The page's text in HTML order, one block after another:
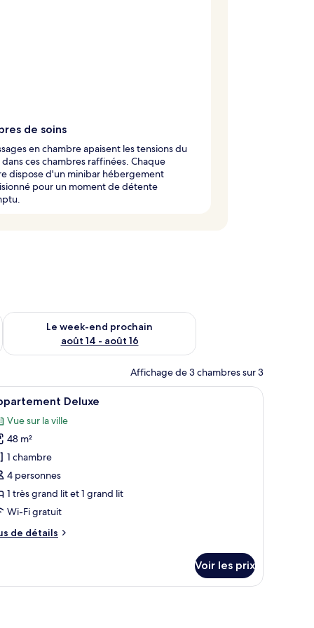
de soins
en chambre apaisent les tensions du
ces chambres raffinées. Chaque
dispose d'un minibar hébergement
pour un moment de détente
août 7 - août 9
Le week-end prochain
août 14 - août 16
Vérifier la disponibilité pour le week-end prochain août 14 -
Affichage de 3 chambres sur 3
une chaise, une télévision et une valise.
:
Une chambre d’hôtel dotée d’un grand lit,
1 Deluxe
Vue sur la ville
48 m²
1 chambre
4 personnes
1 très grand lit et 1 grand lit
Wi-Fi gratuit
de détails
Voir les prix